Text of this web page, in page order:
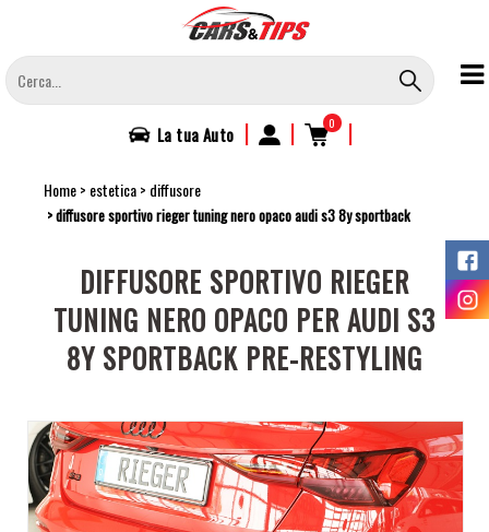
contenuto
principale
La tuaAuto | | 0 |
Home estetica diffusore
diffusore sportivo rieger tuning nero opaco audi s3 8y sportback
DIFFUSORE SPORTIVO RIEGER
TUNING NERO OPACO PER AUDI S3
8Y SPORTBACK PRE-RESTYLING